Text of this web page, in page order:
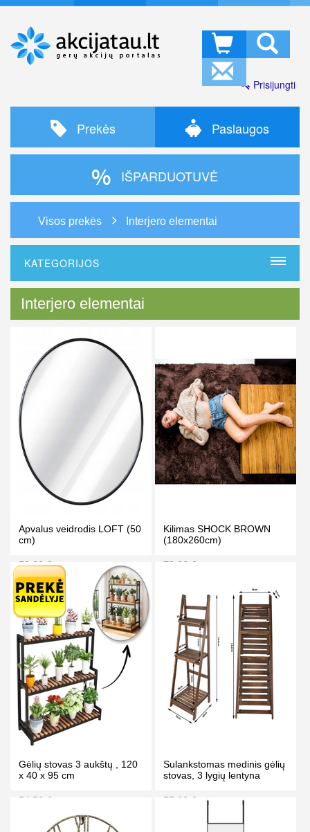
Prisijungti
Prekės Paslaugos
IŠPARDUOTUVĖ
Visos prekės Interjero elementai
KATEGORIJOS
Interjero elementai
Apvalus veidrodis LOFT (50
cm)
59.00 €
Kaina prisijungus
PIRKTI
Kilimas SHOCK BROWN
(180x260cm)
79.00 €
PIRKTI
Gėlių stovas 3 aukštų , 120
x 40 x 95 cm
54.50 €
Kaina prisijungus
Sulankstomas medinis gėlių
stovas, 3 lygių lentyna
57.00 €
Kaina prisijungus
67.00 €